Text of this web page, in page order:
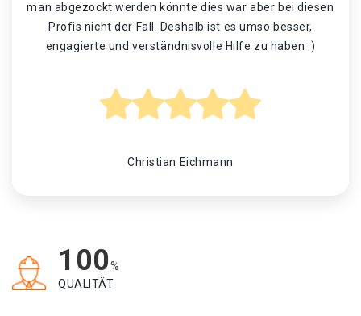
man abgezockt werden könnte dies war aber bei diesen
Profis nicht der Fall. Deshalb ist es umso besser,
engagierte und verständnisvolle Hilfe zu haben :)
Christian Eichmann
100%
QUALITÄT